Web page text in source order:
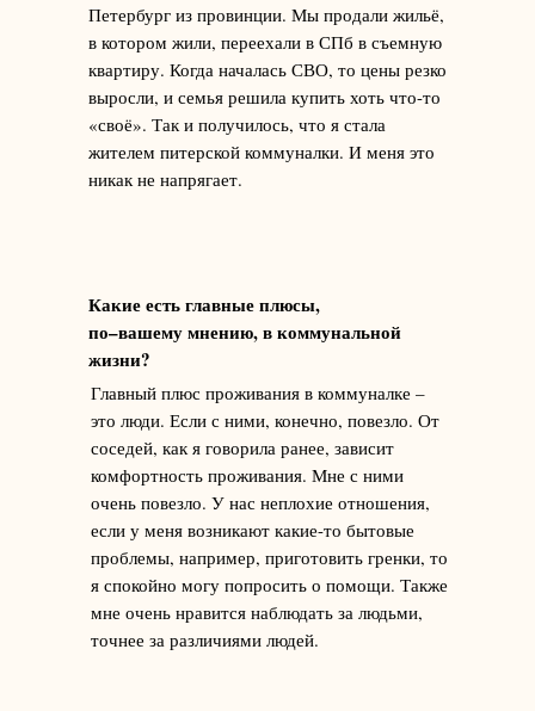
Петербург из провинции. Мы продали жильё,
в котором жили, переехали в СПб в съемную
квартиру. Когда началась СВО, то цены резко
выросли, и семья решила купить хоть что-то
«своё». Так и получилось, что я стала
жителем питерской коммуналки. И меня это
никак не напрягает.
Какие есть главные плюсы,
по–вашему мнению, в коммунальной
жизни?
Главный плюс проживания в коммуналке –
это люди. Если с ними, конечно, повезло. От
соседей, как я говорила ранее, зависит
комфортность проживания. Мне с ними
очень повезло. У нас неплохие отношения,
если у меня возникают какие-то бытовые
проблемы, например, приготовить гренки, то
я спокойно могу попросить о помощи. Также
мне очень нравится наблюдать за людьми,
точнее за различиями людей.